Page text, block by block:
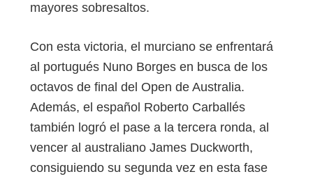
mayores sobresaltos.
Con esta victoria, el murciano se enfrentará
al portugués Nuno Borges en busca de los
octavos de final del Open de Australia.
Además, el español Roberto Carballés
también logró el pase a la tercera ronda, al
vencer al australiano James Duckworth,
consiguiendo su segunda vez en esta fase